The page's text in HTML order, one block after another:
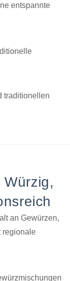
entspannte
traditionellen
an Gewürzen,
regionale